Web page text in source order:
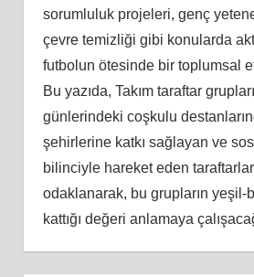
sorumluluk projeleri, genç
çevre temizliği gibi konularda
futbolun ötesinde bir toplumsal
Bu yazıda, Takım taraftar
günlerindeki coşkulu
şehirlerine katkı sağlayan ve
bilinciyle hareket eden
odaklanarak, bu grupların yeşil-
kattığı değeri anlamaya